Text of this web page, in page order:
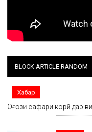
BLOCK ARTICLE RANDOM
Хабар
Оғози сафари корӣ дар